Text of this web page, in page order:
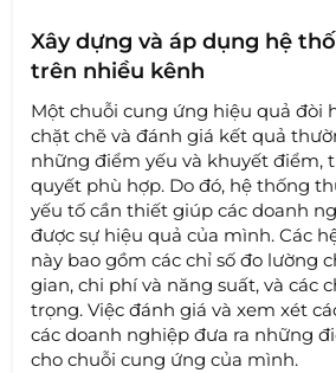
Xây dựng và áp dụng hệ
trên nhiều kênh
Một chuỗi cung ứng hiệu quả đòi
chặt chẽ và đánh giá kết quả
những điểm yếu và khuyết điểm,
quyết phù hợp. Do đó, hệ thống
yếu tố cần thiết giúp các doanh
được sự hiệu quả của mình. Các
này bao gồm các chỉ số đo lường
gian, chi phí và năng suất, và các
trọng. Việc đánh giá và xem xét
các doanh nghiệp đưa ra những
cho chuỗi cung ứng của mình.